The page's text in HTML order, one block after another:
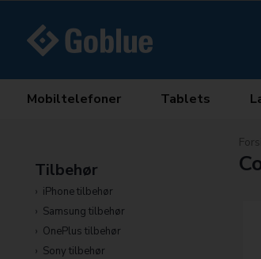
Mobiltelefoner Tablets
Tilbehør
iPhone tilbehør
Samsung tilbehør
OnePlus tilbehør
Sony tilbehør